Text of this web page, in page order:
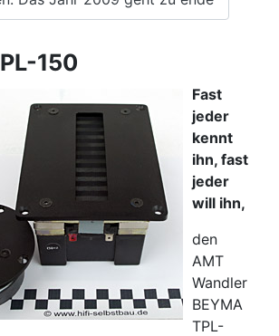
150
Fast
jeder
kennt
ihn, fast
jeder
will ihn,
den
AMT
Wandler
BEYMA
TPL-